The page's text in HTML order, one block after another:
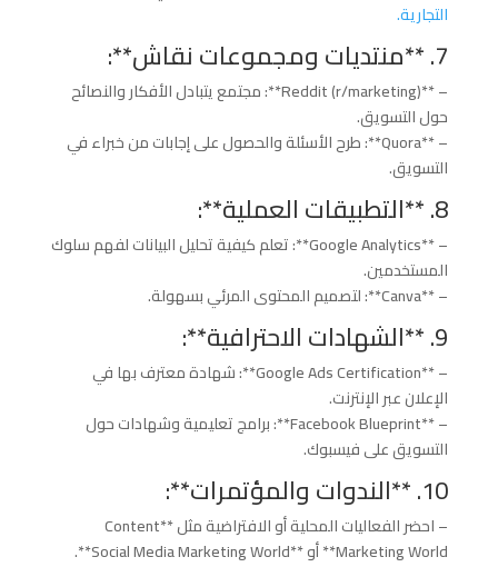
التجارية.
7. **منتديات ومجموعات نقاش**:
– **Reddit (r/marketing)**: مجتمع يتبادل الأفكار والنصائح
حول التسويق.
– **Quora**: طرح الأسئلة والحصول على إجابات من خبراء في
التسويق.
8. **التطبيقات العملية**:
– **Google Analytics**: تعلم كيفية تحليل البيانات لفهم سلوك
المستخدمين.
– **Canva**: لتصميم المحتوى المرئي بسهولة.
9. **الشهادات الاحترافية**:
– **Google Ads Certification**: شهادة معترف بها في
الإعلان عبر الإنترنت.
– **Facebook Blueprint**: برامج تعليمية وشهادات حول
التسويق على فيسبوك.
10. **الندوات والمؤتمرات**:
– احضر الفعاليات المحلية أو الافتراضية مثل **Content
Marketing World** أو **Social Media Marketing World**.